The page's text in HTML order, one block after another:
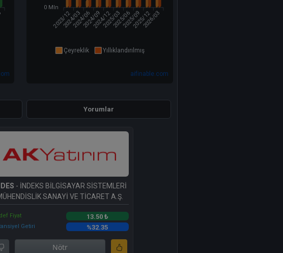
0 Mln
2023/122024/032024/062024/092024/122025/032025/062025/092025/12
2026/03
Çeyreklik Yıllıklandırılmış
aifinable.com
Yorumlar
- İNDEKS BİLGİSAYAR SİSTEMLERİ
SANAYİ VE TİCARET A.Ş.
Fiyat 13.50 ₺
Getiri %32.35
Nötr